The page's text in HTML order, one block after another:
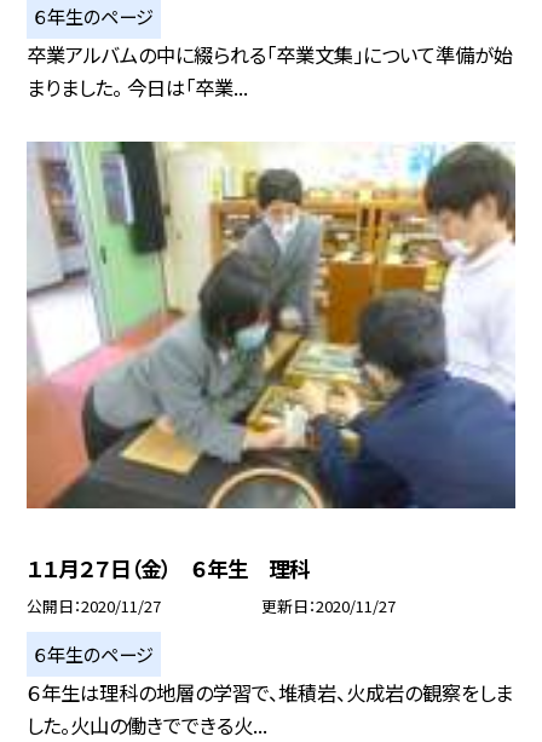
６年生のページ
卒業アルバムの中に綴られる「卒業文集」について準備が始
まりました。 今日は「卒業...
１１月２７日（金） ６年生 理科
公開日 2020/11/27 更新日 2020/11/27
６年生のページ
６年生は理科の地層の学習で、堆積岩、火成岩の観察をしま
した。火山の働きでできる火...